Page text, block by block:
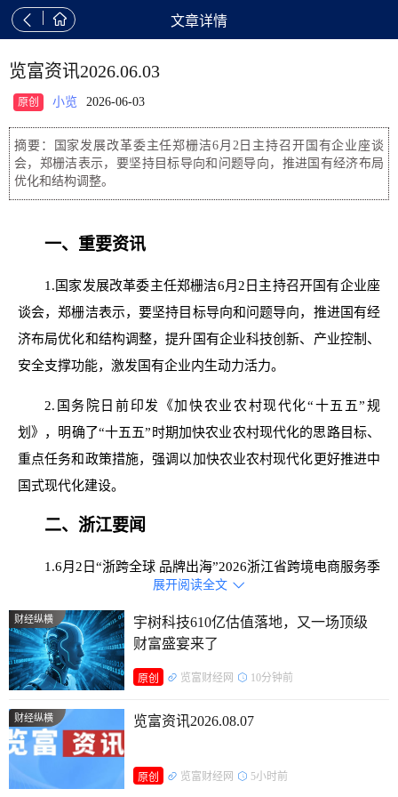
  文章详情
览富资讯2026.06.03
原创 小览 2026-06-03
摘要：国家发展改革委主任郑栅洁6月2日主持召开国有企业座谈
会，郑栅洁表示，要坚持目标导向和问题导向，推进国有经济布局
优化和结构调整。
一、重要资讯
1.国家发展改革委主任郑栅洁6月2日主持召开国有企业座
谈会，郑栅洁表示，要坚持目标导向和问题导向，推进国有经
济布局优化和结构调整，提升国有企业科技创新、产业控制、
安全支撑功能，激发国有企业内生动力活力。
2.国务院日前印发《加快农业农村现代化“十五五”规
划》，明确了“十五五”时期加快农业农村现代化的思路目标、
重点任务和政策措施，强调以加快农业农村现代化更好推进中
国式现代化建设。
二、浙江要闻
1.6月2日“浙跨全球 品牌出海”2026浙江省跨境电商服务季
主场活动在台州举行，吸引了全省各市代表、头部平台、服务
商及卖家等超1500人参会，今年1月至4月，全省跨境电商出口
同比增长27.3%。
2.6月2日，《浙江省科研诚信指数报告（2024）》正式发
布。这是浙江首次在省域层面探索编制科研诚信指数，创新以
指数形式系统反映我省科研诚信建设进展。报告显示，2024年
全省科研诚信发展指数整体呈上升态势，科研诚信治理水平逐
步提高。
展开阅读全文 
财经纵横
宇树科技610亿估值落地，又一场顶级
财富盛宴来了
原创 览富财经网 10分钟前
财经纵横 览富资讯2026.08.07
原创 览富财经网 5小时前